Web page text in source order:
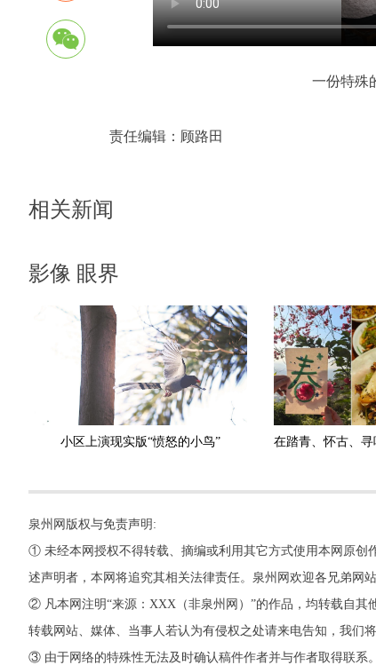
一份特殊
责任编辑： 顾路田
相关新闻
影像 眼界
小区上演现实版“愤怒的小鸟”
泉州网版权与免责声明:
① 未经本网授权不得转载、摘编或利用其它方式使用本网原创
述声明者，本网将追究其相关法律责任。泉州网欢迎各兄弟网站
② 凡本网注明“来源：XXX（非泉州网）”的作品，均转载自其
转载网站、媒体、当事人若认为有侵权之处请来电告知，我们将
③ 由于网络的特殊性无法及时确认稿件作者并与作者取得联系